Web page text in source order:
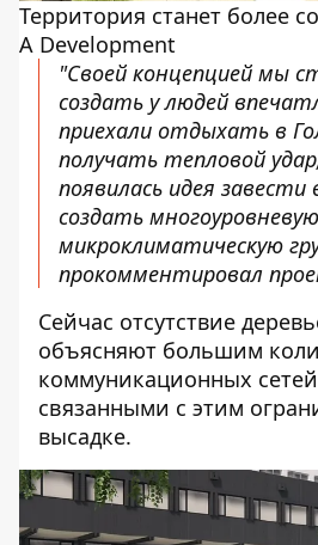
Территория станет более
A Development
"Своей концепцией мы
создать у людей
приехали отдыхать в
получать тепловой
появилась идея завести
создать многоуровневую
микроклиматическую
прокомментировал
Сейчас отсутствие
объясняют большим
коммуникационных
связанными с этим
высадке.